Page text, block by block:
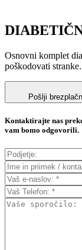
Osnovni komplet
poškodovati stranke.
Pošlji
Kontaktirajte nas
vam bomo odgovorili.